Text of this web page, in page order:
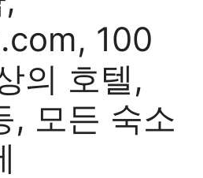
100
의 호텔,
, 모든 숙소